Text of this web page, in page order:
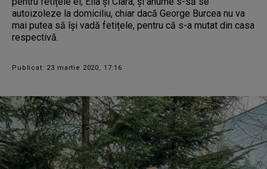
autoizoleze la domiciliu, chiar dacă George Burcea nu va
mai putea să își vadă fetițele, pentru că s-a mutat din casa
respectivă.
Publicat: 23 martie 2020, 17:16